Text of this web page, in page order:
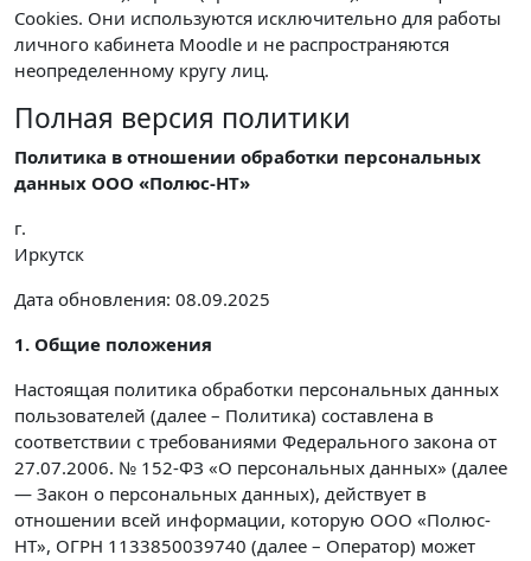
Cookies. Они используются исключительно для работы
личного кабинета Moodle и не распространяются
неопределенному кругу лиц.
Полная версия политики
Политика в отношении обработки персональных
данных ООО «Полюс-НТ»
г.
Иркутск
Дата обновления: 08.09.2025
1. Общие положения
Настоящая политика обработки персональных данных
пользователей (далее – Политика) составлена в
соответствии с требованиями Федерального закона от
27.07.2006. № 152-ФЗ «О персональных данных» (далее
— Закон о персональных данных), действует в
отношении всей информации, которую ООО «Полюс-
НТ», ОГРН 1133850039740 (далее – Оператор) может